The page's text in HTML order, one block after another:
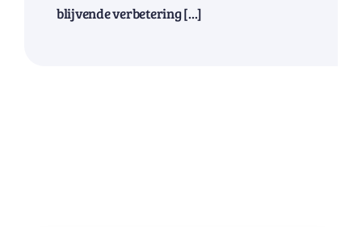
blijvende verbetering [...]